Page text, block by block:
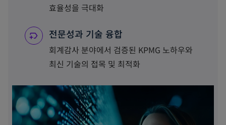
효율성을 극대화
전문성과 기술 융합
회계감사 분야에서 검증된 KPMG 노하우와
최신 기술의 접목 및 최적화